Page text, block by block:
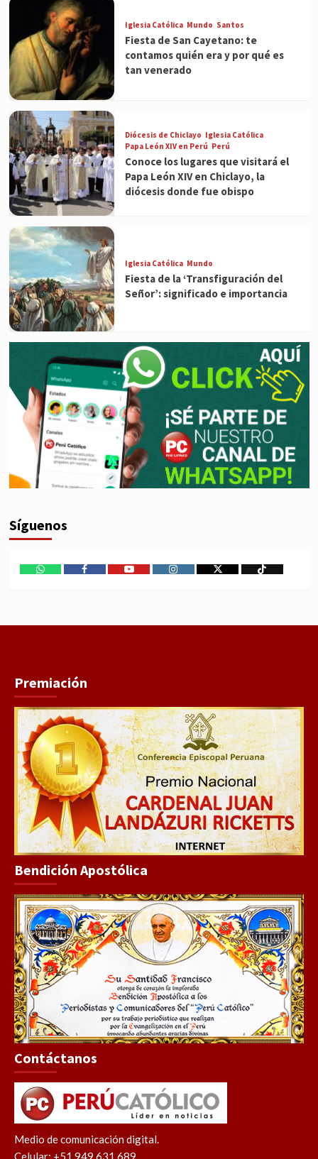
Iglesia Católica Mundo Santos
Fiesta de San Cayetano: te
contamos quién era y por qué es
tan venerado
Diócesis de Chiclayo Iglesia Católica
Papa León XIV en Perú Perú
Conoce los lugares que visitará el
Papa León XIV en Chiclayo, la
diócesis donde fue obispo
Iglesia Católica Mundo
Fiesta de la ‘Transfiguración del
Señor’: significado e importancia
Síguenos
Premiación
Bendición Apostólica
Contáctanos
Medio de comunicación digital.
Celular: +51 949 631 689